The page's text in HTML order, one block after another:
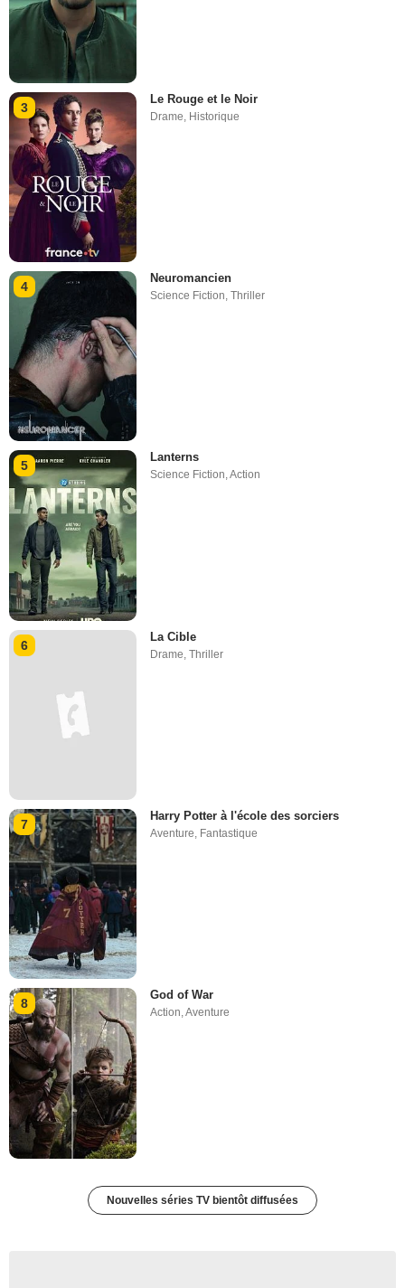
3
Le Rouge et le Noir
Drame Historique
4
Neuromancien
Science Fiction,Thriller
5
Lanterns
Science Fiction,Action
6
La Cible
Drame ,Thriller
7
Harry Potter à l'école des sorciers
Aventure, Fantastique
8
God of War
Action,Aventure
Nouvelles séries TV bientôt diffusées